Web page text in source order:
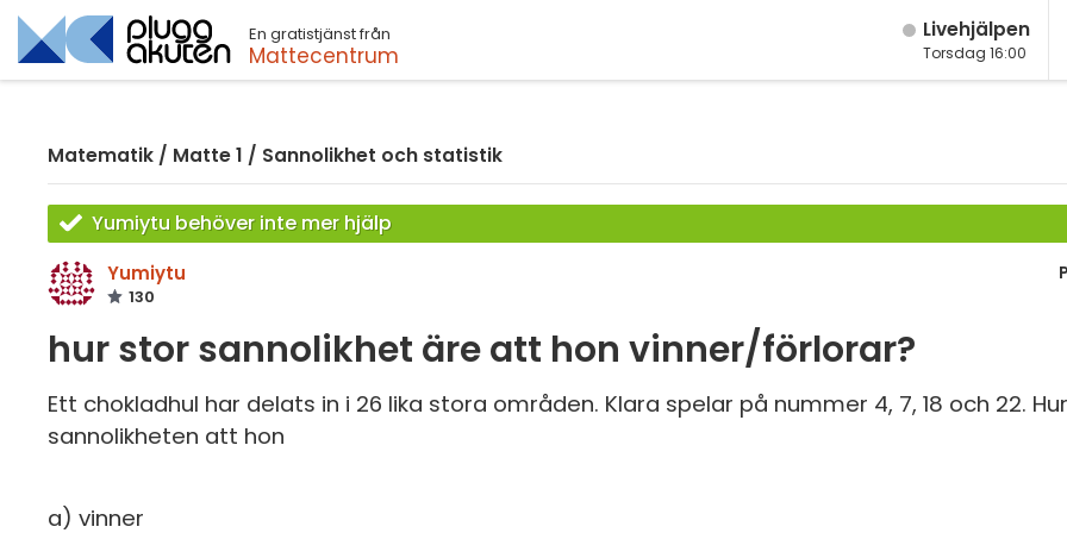
En gratistjänst från
Mattecentrum
Live­hjälpen
Torsdag 16:00
Matematik / Matte 1 / Sannolikhet och statistik
Yumiytu behöver inte mer hjälp
Yumiytu
130
hur stor sannolikhet äre att hon vinner/förlorar?
Ett chokladhul har delats in i 26 lika stora områden. Klara spelar på nummer 4, 7, 18 och 22.
sannolikheten att hon
a) vinner
Sök